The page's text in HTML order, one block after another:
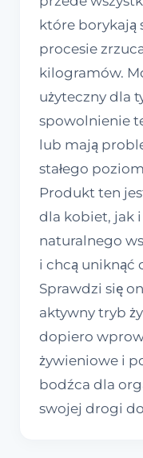
które borykają
procesie
kilogramów.
użyteczny dla
spowolnienie
lub mają
stałego
Produkt ten
dla kobiet, jak i
naturalnego
i chcą uniknąć
Sprawdzi się
aktywny tryb
dopiero
żywieniowe i
bodźca dla
swojej drogi